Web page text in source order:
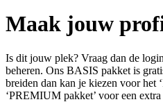
Maak jouw
Is dit jouw plek? Vraag dan de
beheren. Ons BASIS pakket is
breiden dan kan je kiezen voor het
‘PREMIUM pakket’ voor een